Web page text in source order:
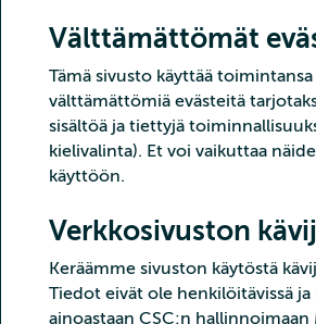
Välttämättömät
Tämä sivusto käyttää
välttämättömiä evästeitä
sisältöä ja tiettyjä
kielivalinta). Et voi vaikuttaa
käyttöön.
Verkkosivuston
Keräämme sivuston käytöstä
Tiedot eivät ole henkilöitävissä
ainoastaan CSC:n
Tietoturva Tietosuoja
Evästeet ja
Saavutettavuusseloste